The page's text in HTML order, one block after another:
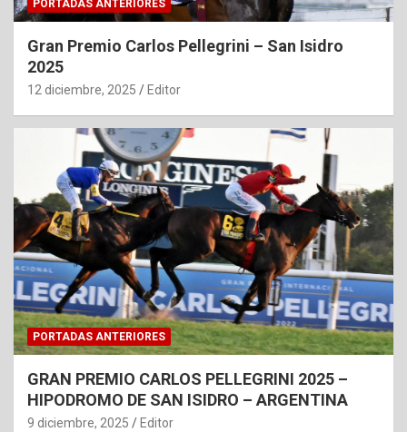
PORTADAS ANTERIORES
Gran Premio Carlos Pellegrini – San Isidro
2025
12 diciembre, 2025 Editor
PORTADAS ANTERIORES
GRAN PREMIO CARLOS PELLEGRINI 2025 –
HIPODROMO DE SAN ISIDRO – ARGENTINA
9 diciembre, 2025 Editor